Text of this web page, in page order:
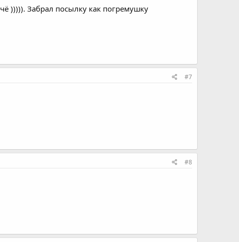
))))). Забрал посылку как погремушку
#7
#8